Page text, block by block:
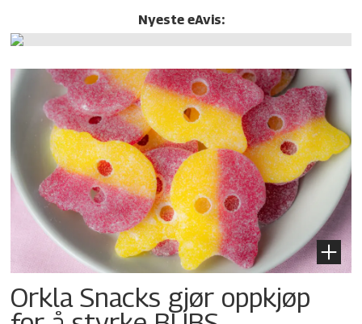
Nyeste eAvis:
Orkla Snacks gjør oppkjøp